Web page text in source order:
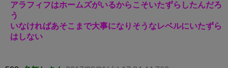
アラフィフはホームズがいるからこそいたずらしたんだろ
う
いなければあそこまで大事になりそうなレベルにいたずら
はしない